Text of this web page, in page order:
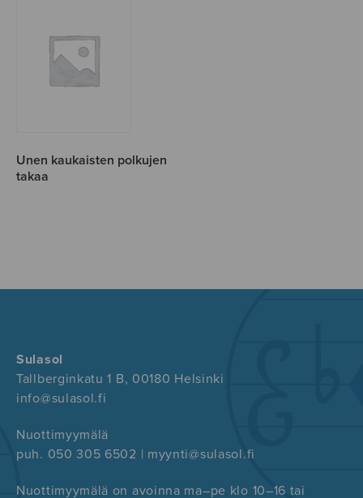
Unen kaukaisten polkujen
takaa
Sulasol
Tallberginkatu 1 B, 00180 Helsinki
info@sulasol.fi
Nuottimyymälä
puh. 050 305 6502 | myynti@sulasol.fi
Nuottimyymälä on avoinna ma–pe klo 10–16 tai